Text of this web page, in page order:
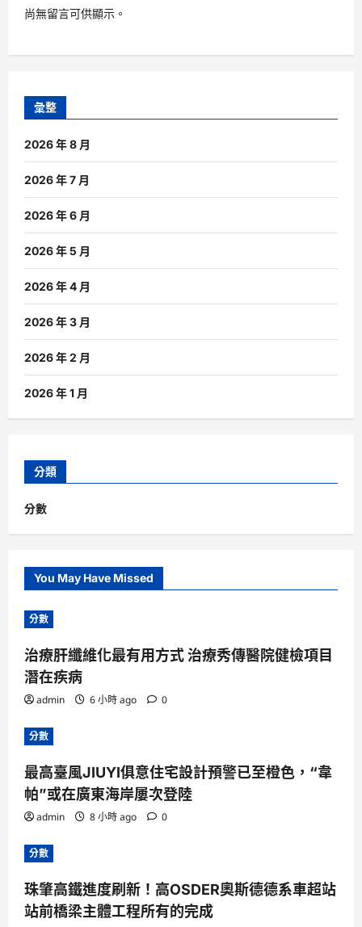
尚無留言可供顯示。
彙整
2026 年 8 月
2026 年 7 月
2026 年 6 月
2026 年 5 月
2026 年 4 月
2026 年 3 月
2026 年 2 月
2026 年 1 月
分類
分數
You May Have Missed
分數
治療肝纖維化最有用方式 治療秀傳醫院健檢項目
潛在疾病
admin 6 小時 ago 0
分數
最高臺風JIUYI俱意住宅設計預警已至橙色，“韋
帕”或在廣東海岸屢次登陸
admin 8 小時 ago 0
分數
珠肇高鐵進度刷新！高OSDER奧斯德德系車超站
站前橋梁主體工程所有的完成